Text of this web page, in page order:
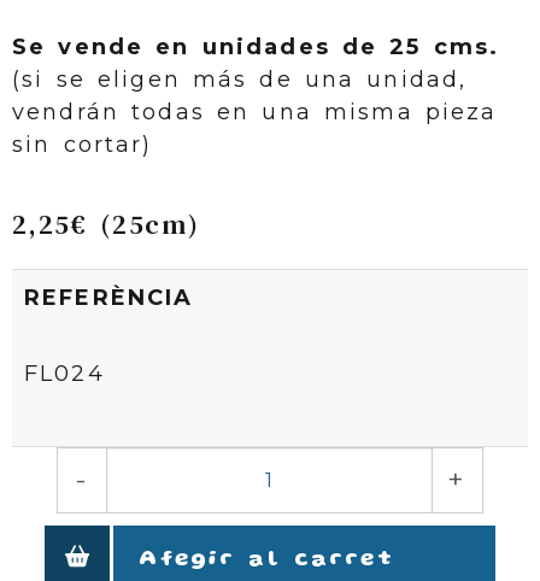
Se vende en unidades de 25 cms.
(si se eligen más de una unidad,
vendrán todas en una misma pieza
sin cortar)
2,25€ (25cm)
REFERÈNCIA
FL024
- +
Afegir al carret